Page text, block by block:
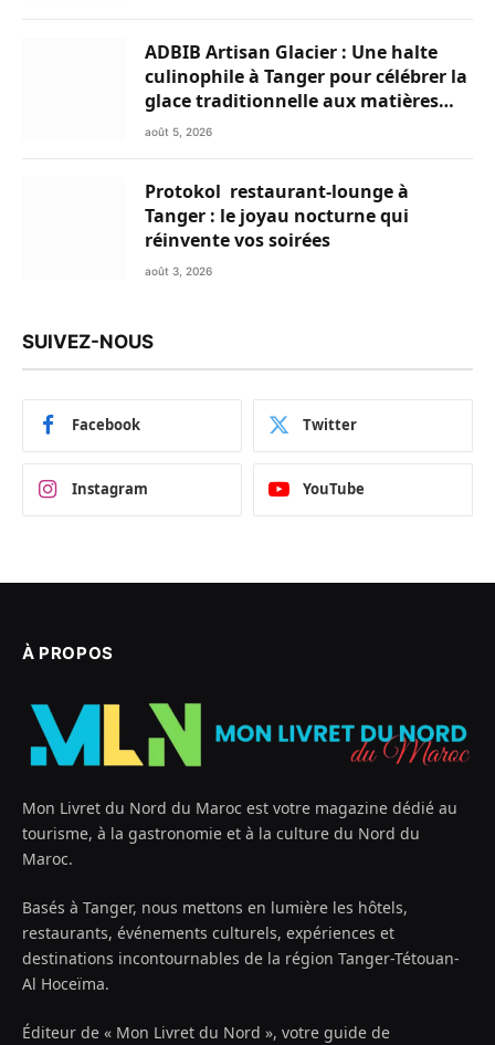
ADBIB Artisan Glacier : Une halte
culinophile à Tanger pour célébrer la
glace traditionnelle aux matières
premières de choix
août 5, 2026
Protokol restaurant-lounge à
Tanger : le joyau nocturne qui
réinvente vos soirées
août 3, 2026
SUIVEZ-NOUS
Facebook Twitter
Instagram YouTube
À PROPOS
Mon Livret du Nord du Maroc est votre magazine dédié au
tourisme, à la gastronomie et à la culture du Nord du
Maroc.
Basés à Tanger, nous mettons en lumière les hôtels,
restaurants, événements culturels, expériences et
destinations incontournables de la région Tanger-Tétouan-
Al Hoceïma.
Éditeur de « Mon Livret du Nord », votre guide de